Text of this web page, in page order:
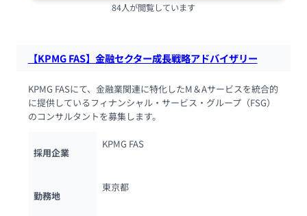
84人が閲覧しています
【KPMG FAS】金融セクター成長戦略アドバイザリー
KPMG FASにて、金融業関連に特化したM＆Aサービスを統合的
に提供しているフィナンシャル・サービス・グループ（FSG）
のコンサルタントを募集します。
採用企業
KPMG FAS
勤務地
東京都